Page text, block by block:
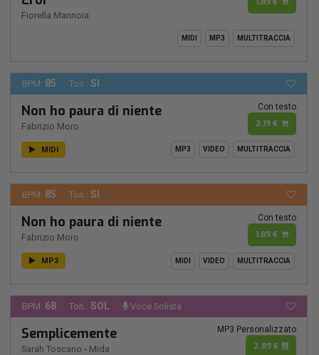
Fiorella Mannoia
MIDI MP3 MULTITRACCIA
BPM: 85 Ton.: SI
Non ho paura di niente
Fabrizio Moro
Con testo
2,19 €
MIDI MP3 VIDEO MULTITRACCIA
BPM: 85 Ton.: SI
Non ho paura di niente
Fabrizio Moro
Con testo
1,89 €
MP3 MIDI VIDEO MULTITRACCIA
BPM: 68 Ton.: SOL Voce Solista
Semplicemente
Sarah Toscano - Mida
MP3 Personalizzato
2,89 €